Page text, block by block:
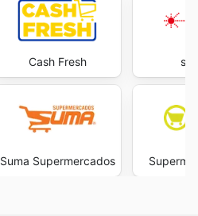
Cash Fresh
Suma Supermercados